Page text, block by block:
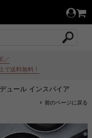
／
で送料無料！
ュール インスパイア
前のページに戻る